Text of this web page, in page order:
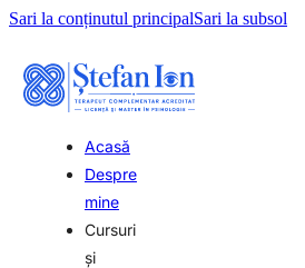
Sari la conținutul principalSari la subsol
Acasă
Despre
mine
Cursuri
şi